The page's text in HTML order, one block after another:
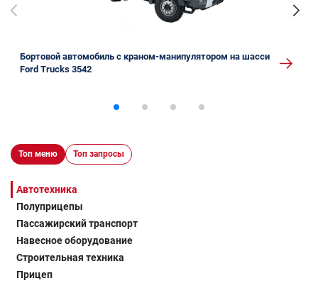
Бортовой автомобиль с краном-манипулятором на шасси
Ford Trucks 3542
Топ меню Топ запросы
Автотехника
Полуприцепы
Пассажирский транспорт
Навесное оборудование
Строительная техника
Прицеп